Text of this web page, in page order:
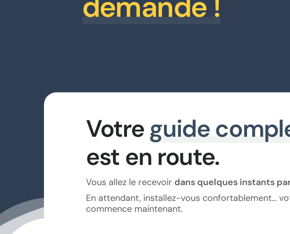
Votreguide
est en route.
Vous allez le recevoir dans quelques instants
En attendant, installez-vous confortablement…
commence maintenant.